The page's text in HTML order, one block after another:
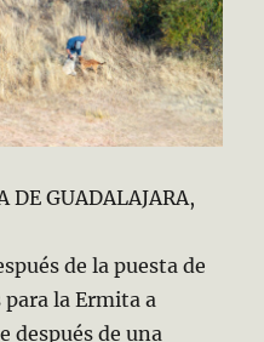
DE GUADALAJARA,
de la puesta de
la Ermita a
después de una